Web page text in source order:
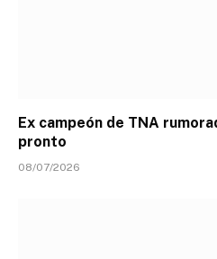
Ex campeón de TNA
pronto
08/07/2026